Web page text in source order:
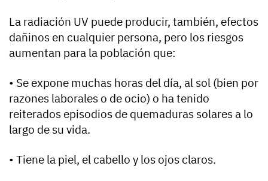
La radiación UV puede producir, también, efectos
dañinos en cualquier persona, pero los riesgos
aumentan para la población que:
• Se expone muchas horas del día, al sol (bien por
razones laborales o de ocio) o ha tenido
reiterados episodios de quemaduras solares a lo
largo de su vida.
• Tiene la piel, el cabello y los ojos claros.